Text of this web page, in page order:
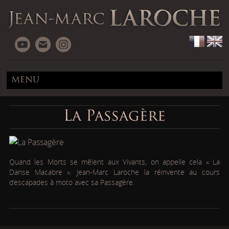
MENU
La Passagère
Quand les Morts se mêlent aux Vivants, on appelle cela « La
Danse Macabre ». Jean-Marc Laroche la réinvente au cours
d’escapades à moto avec sa Passagère.